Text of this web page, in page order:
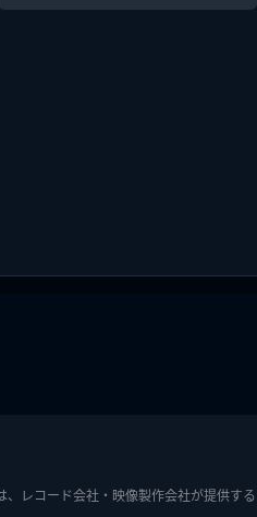
、レコード会社・映像製作会社が提供す